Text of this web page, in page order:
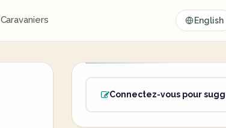
Caravaniers English
Connectez-vous pour